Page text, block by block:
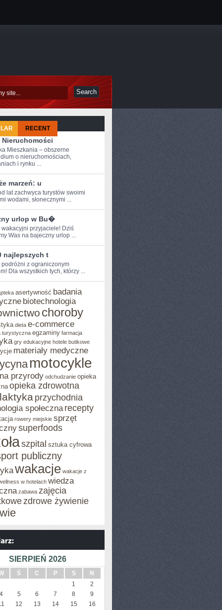
RECENT
Nieruchomości
Mieszkania – obszerne
o nieruchomościach,
i rynku ...
marzeń: u
⁣lat zachwyca turystów swoimi
wodami, słonecznymi ...
urlop w Bu�
wakacyjni przyjaciele! Dziś​
Was na bajeczny urlop ...
najlepszych t
podróżni z ograniczonym
Dla wszystkich tych, którzy ...
asertywność badania
biotechnologia
choroby
dieta e-commerce
turystyczna egzaminy farmacja
gry edukacyjne hotele butikowe
materiały medyczne
motocykle
przyrody odchudzanie opieka
opieka zdrowotna
przychodnia
społeczna recepty
rowery miejskie sprzęt
superfoods
szpital sztuka cyfrowa
publiczny
wakacje wakacje z
w hotelach wiedza
zabawa zajęcia
zdrowe żywienie
SIERPIEŃ 2026
Ś C P S
N
1
2
5 6 7 8
9
12 13 14 15
16